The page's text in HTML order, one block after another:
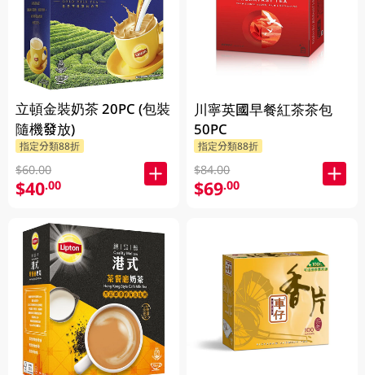
立頓金裝奶茶 20PC (包裝
隨機發放)
指定分類88折
$60.00
$40.00
川寧英國早餐紅茶茶包
50PC
指定分類88折
$84.00
$69.00